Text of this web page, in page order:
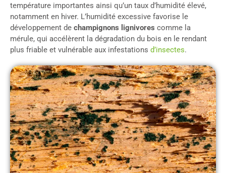
température importantes ainsi qu’un taux d’humidité élevé,
notamment en hiver. L’humidité excessive favorise le
développement de champignons lignivores comme la
mérule, qui accélèrent la dégradation du bois en le rendant
plus friable et vulnérable aux infestations d’insectes.